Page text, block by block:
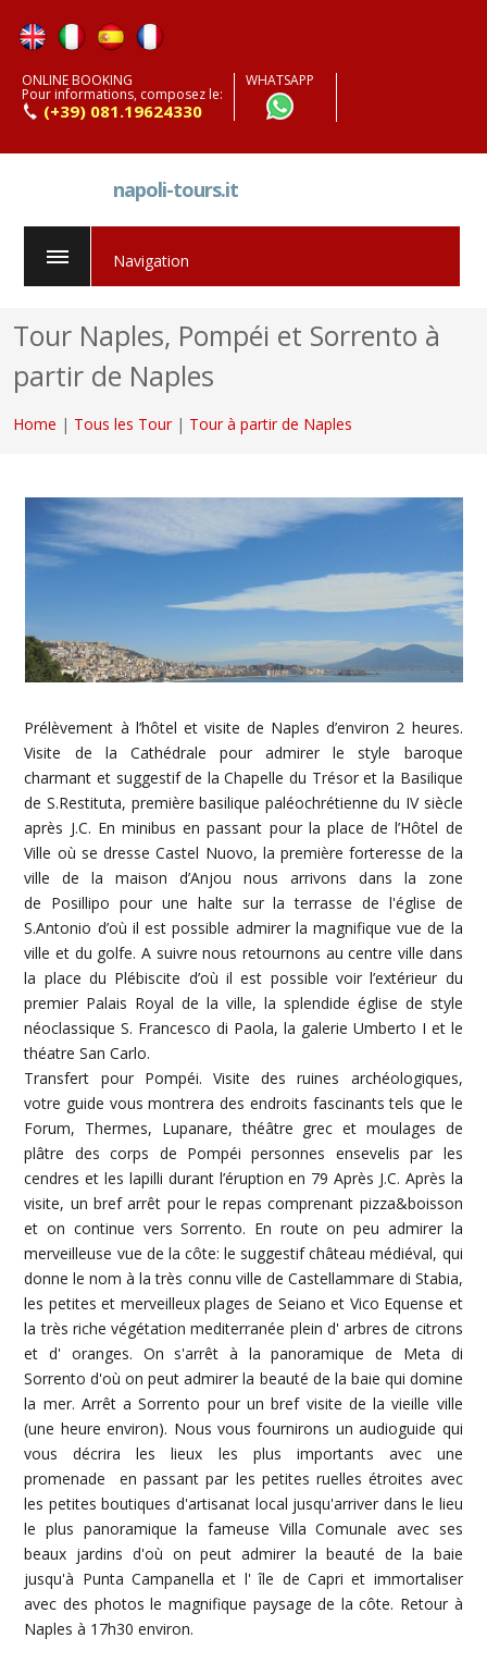
ONLINE BOOKING
Pour informations, composez le:
(+39) 081.19624330
WHATSAPP
napoli-tours.it
Navigation
Tour Naples, Pompéi et Sorrento à
partir de Naples
Home | Tous les Tour | Tour à partir de Naples
Prélèvement à l’hôtel et visite de Naples d’environ 2 heures.
Visite de la Cathédrale pour admirer le style baroque
charmant et suggestif de la Chapelle du Trésor et la Basilique
de S.Restituta, première basilique paléochrétienne du IV siècle
après J.C. En minibus en passant pour la place de l’Hôtel de
Ville où se dresse Castel Nuovo, la première forteresse de la
ville de la maison d’Anjou nous arrivons dans la zone
de Posillipo pour une halte sur la terrasse de l'église de
S.Antonio d’où il est possible admirer la magnifique vue de la
ville et du golfe. A suivre nous retournons au centre ville dans
la place du Plébiscite d’où il est possible voir l’extérieur du
premier Palais Royal de la ville, la splendide église de style
néoclassique S. Francesco di Paola, la galerie Umberto I et le
théatre San Carlo.
Transfert pour Pompéi. Visite des ruines archéologiques,
votre guide vous montrera des endroits fascinants tels que le
Forum, Thermes, Lupanare, théâtre grec et moulages de
plâtre des corps de Pompéi personnes ensevelis par les
cendres et les lapilli durant l’éruption en 79 Après J.C. Après la
visite, un bref arrêt pour le repas comprenant pizza&boisson
et on continue vers Sorrento. En route on peu admirer la
merveilleuse vue de la côte: le suggestif château médiéval, qui
donne le nom à la très connu ville de Castellammare di Stabia,
les petites et merveilleux plages de Seiano et Vico Equense et
la très riche végétation mediterranée plein d' arbres de citrons
et d' oranges. On s'arrêt à la panoramique de Meta di
Sorrento d'où on peut admirer la beauté de la baie qui domine
la mer. Arrêt a Sorrento pour un bref visite de la vieille ville
(une heure environ). Nous vous fournirons un audioguide qui
vous décrira les lieux les plus importants avec une
promenade en passant par les petites ruelles étroites avec
les petites boutiques d'artisanat local jusqu'arriver dans le lieu
le plus panoramique la fameuse Villa Comunale avec ses
beaux jardins d'où on peut admirer la beauté de la baie
jusqu'à Punta Campanella et l' île de Capri et immortaliser
avec des photos le magnifique paysage de la côte. Retour à
Naples à 17h30 environ.